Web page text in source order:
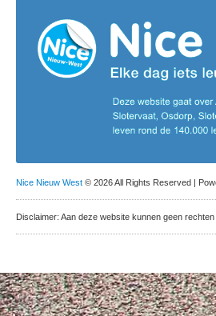
Nice Nieuw West © 2026 All Rights Reserved |
Disclaimer: Aan deze website kunnen geen